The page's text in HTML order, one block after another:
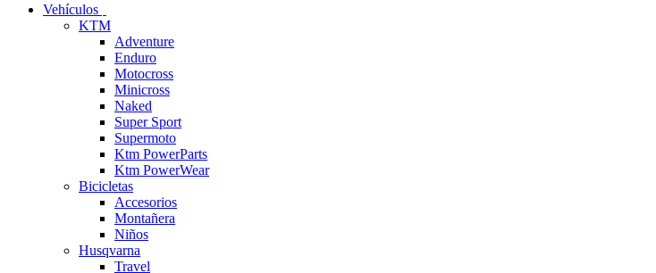
Vehículos
KTM
Adventure
Enduro
Motocross
Minicross
Naked
Super Sport
Supermoto
Ktm PowerParts
Ktm PowerWear
Bicicletas
Accesorios
Montañera
Niños
Husqvarna
Travel